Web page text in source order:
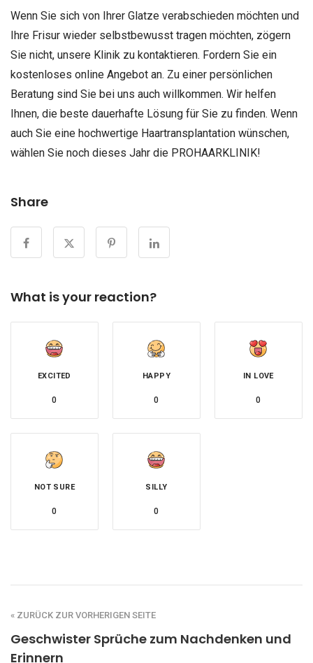
Wenn Sie sich von Ihrer Glatze verabschieden möchten und
Ihre Frisur wieder selbstbewusst tragen möchten, zögern
Sie nicht, unsere Klinik zu kontaktieren. Fordern Sie ein
kostenloses online Angebot an. Zu einer persönlichen
Beratung sind Sie bei uns auch willkommen. Wir helfen
Ihnen, die beste dauerhafte Lösung für Sie zu finden. Wenn
auch Sie eine hochwertige Haartransplantation wünschen,
wählen Sie noch dieses Jahr die PROHAARKLINIK!
Share
What is your reaction?
EXCITED
0
HAPPY
0
IN LOVE
0
NOT SURE
0
SILLY
0
« ZURÜCK ZUR VORHERIGEN SEITE
Geschwister Sprüche zum Nachdenken und
Erinnern